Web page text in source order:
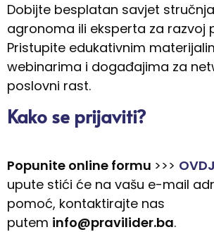
Dobijte besplatan savjet
agronoma ili eksperta za razvoj
Pristupite edukativnim
webinarima i događajima za
poslovni rast.
Kako se prijaviti?
Popunite online formu >>>
upute stići će na vašu e-mail
pomoć, kontaktirajte nas
putem info@pravilider.ba.